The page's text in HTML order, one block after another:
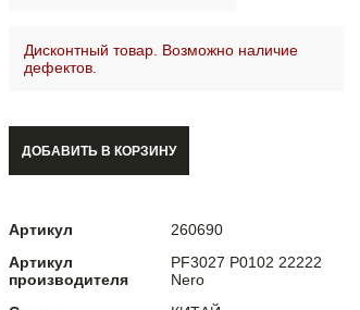
Дисконтный товар. Возможно наличие
дефектов.
ДОБАВИТЬ В КОРЗИНУ
Артикул
260690
Артикул
производителя
PF3027 P0102 22222
Nero